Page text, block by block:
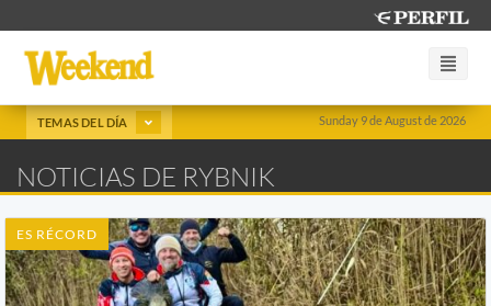
Sunday 9 de August de 2026
TEMAS DEL DÍA
NOTICIAS DE RYBNIK
ES RÉCORD